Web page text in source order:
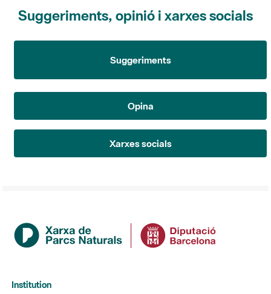
Suggeriments, opinió i xarxes socials
Suggeriments
Opina
Xarxes socials
Institution